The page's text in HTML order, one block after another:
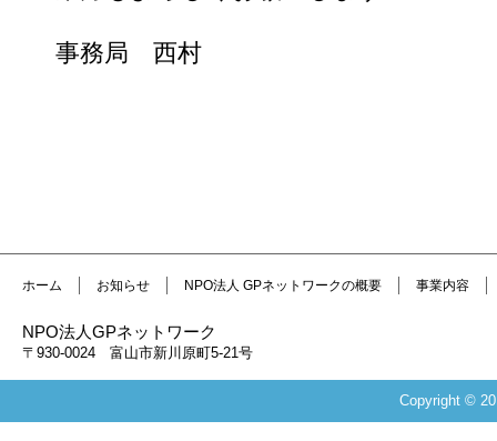
事務局 西村
ホーム お知らせ NPO法人 GPネットワークの概要 事業内容
NPO法人GPネットワーク
〒930-0024 富山市新川原町5-21号
Copyright ©